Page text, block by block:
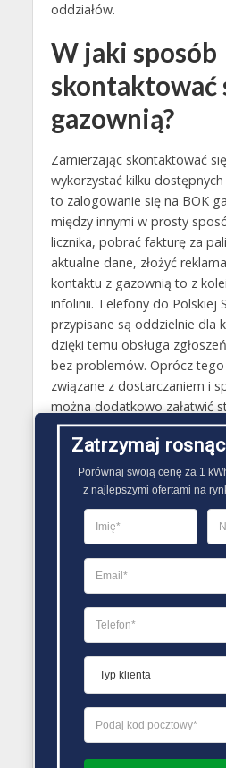
oddziałów.
W jaki sposób
skontaktować
gazownią?
Zamierzając skontaktować
wykorzystać kilku
to zalogowanie się na BOK
między innymi w prosty
licznika, pobrać fakturę za
aktualne dane, złożyć
kontaktu z gazownią to z
infolinii. Telefony do Polskiej
przypisane są oddzielnie dla
dzięki temu obsługa
bez problemów. Oprócz
związane z dostarczaniem i
można dodatkowo załatwić
z punktów obsługi klienta
Gazownictwa.
Gazy techniczne Kamień
Butle gazowe Kamień
Gaz płynny Kamień
LPG Kamień Pomorski
Dostawcy gazu Kamień
PORÓWNYWARKA
Zatrzymaj
Porównaj swoją cenę za 1
z najlepszymi ofertami na